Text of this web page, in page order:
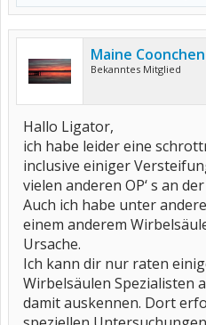
Maine Coonchen
Bekanntes Mitglied
Hallo Ligator,
ich habe leider eine
inclusive einiger
vielen anderen OP‘ s an
Auch ich habe unter
einem anderem
Ursache.
Ich kann dir nur raten
Wirbelsäulen Spezialisten
damit auskennen. Dort